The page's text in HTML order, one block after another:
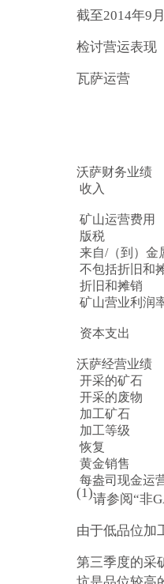
截至2014年9
检讨营运表现
瓦萨运营
沃萨财务业绩
收入
矿山运营费用
版税
来自/（到）金
不包括折旧和
折旧和摊销
矿山营业利润
资本支出
沃萨经营业绩
开采的矿石
开采的废物
加工矿石
加工等级
恢复
黄金销售
每盎司现金运
(1)请参阅“非
由于低品位加
第三季度的采